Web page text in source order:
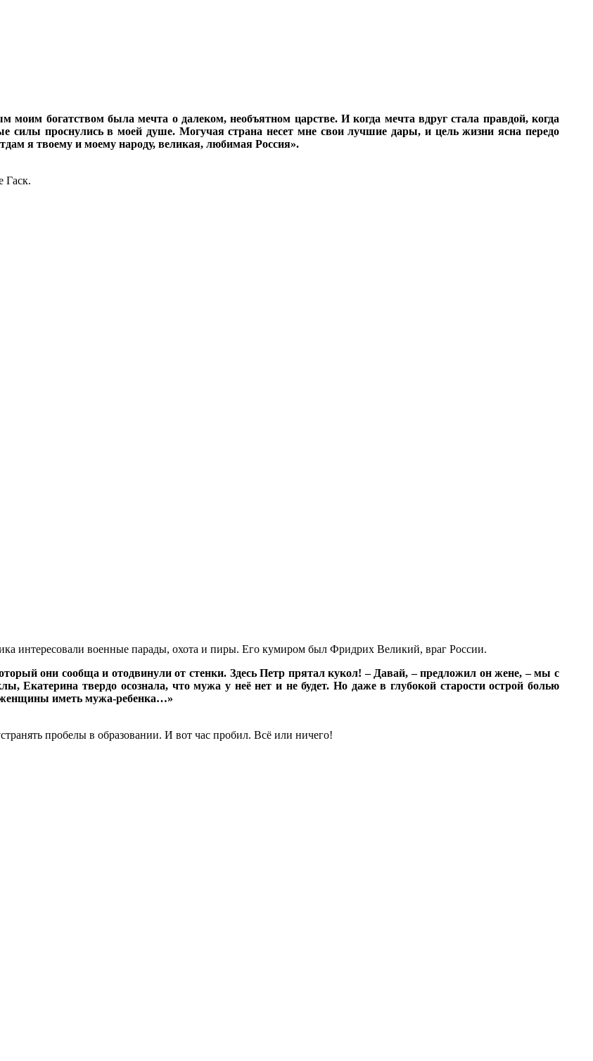
богатством была мечта о далеком, необъятном царстве. И когда мечта вдруг стала правдой, когда
силы проснулись в моей душе. Могучая страна несет мне свои лучшие дары, и цель жизни ясна передо
я твоему и моему народу, великая, любимая Россия».
Гаск.
интересовали военные парады, охота и пиры. Его кумиром был Фридрих Великий, враг России.
они сообща и отодвинули от стенки. Здесь Петр прятал кукол! – Давай, – предложил он жене, – мы с
Екатерина твердо осознала, что мужа у неё нет и не будет. Но даже в глубокой старости острой болью
женщины иметь мужа-ребенка…»
пробелы в образовании. И вот час пробил. Всё или ничего!